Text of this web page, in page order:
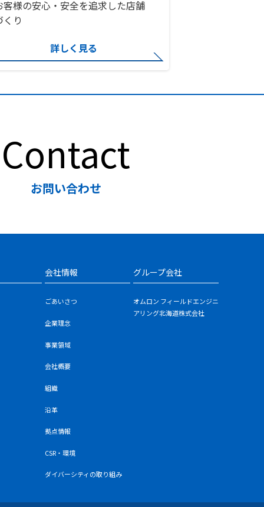
客様の安心・安全を追求した店舗
くり
詳しく見る
Contact
お問い合わせ
会社情報
ごあいさつ
企業理念
事業領域
会社概要
組織
沿革
拠点情報
CSR・環境
ダイバーシティの取り組み
グループ会社
オムロン フィールドエンジニ
アリング北海道株式会社